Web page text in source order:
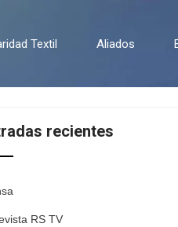
Textil Aliados
recientes
RS TV